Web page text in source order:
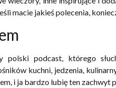
macie jakieś polecenia,
polski podcast, którego
kuchni, jedzenia,
i ja bardzo lubię ten zachwyt